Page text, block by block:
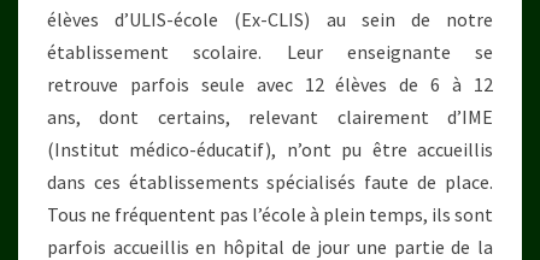
élèves d’ULIS-école (Ex-CLIS) au sein de notre
établissement scolaire. Leur enseignante se
retrouve parfois seule avec 12 élèves de 6 à 12
ans, dont certains, relevant clairement d’IME
(Institut médico-éducatif), n’ont pu être accueillis
dans ces établissements spécialisés faute de place.
Tous ne fréquentent pas l’école à plein temps, ils sont
parfois accueillis en hôpital de jour une partie de la